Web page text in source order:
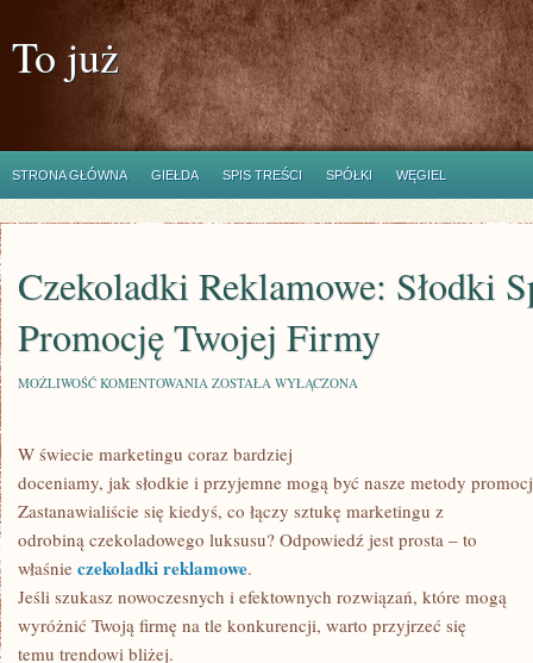
To już
STRONA GŁÓWNA GIEŁDA SPIS TREŚCI SPÓŁKI WĘGIEL
Czekoladki Reklamowe: Słodki
Promocję Twojej Firmy
MOŻLIWOŚĆ KOMENTOWANIA CZEKOLADKI
NA
TWOJEJ
FIRMY
ZOSTAŁA WYŁĄCZONA
W świecie marketingu coraz bardziej
doceniamy, jak słodkie i przyjemne mogą być nasze metody
Zastanawialiście się kiedyś, co łączy sztukę marketingu z
odrobiną czekoladowego luksusu? Odpowiedź jest prosta – to
właśnie czekoladki reklamowe.
Jeśli szukasz nowoczesnych i efektownych rozwiązań, które mogą
wyróżnić Twoją firmę na tle konkurencji, warto przyjrzeć się
temu trendowi bliżej.